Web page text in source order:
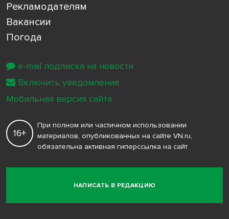
Рекламодателям
Вакансии
Погода
НАПИСАТЬ В РЕДАКЦИЮ
16+
При полном или частичном использовании
материалов, опубликованных на сайте VN.ru,
обязательна активная гиперссылка на сайт
e-mail подписка на новости
Включить уведомления
Мобильная версия сайта